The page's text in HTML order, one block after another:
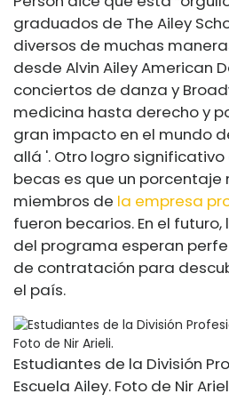
graduados de The Ailey
diversos de muchas
desde Alvin Ailey American
conciertos de danza y
medicina hasta derecho y
gran impacto en el mundo
allá '. Otro logro
becas es que un porcentaje
miembros de la empresa
fueron becarios. En el
del programa esperan
de contratación para
el país.
Estudiantes de la División
Escuela Ailey. Foto de Nir